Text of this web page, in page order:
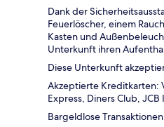
Dank der
Feuerlöscher, einem
Kasten und
Unterkunft ihren
Diese Unterkunft
Akzeptierte Kreditkarten:
Express, Diners Club,
Bargeldlose